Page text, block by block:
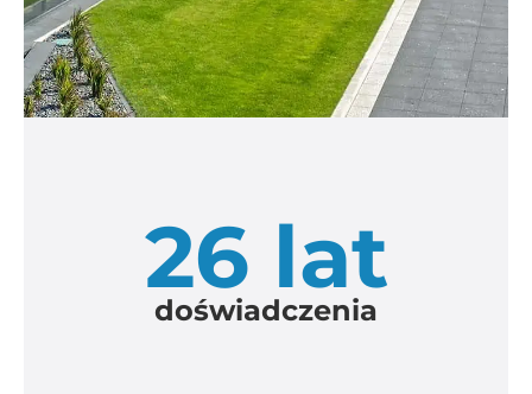
26 lat
doświadczenia